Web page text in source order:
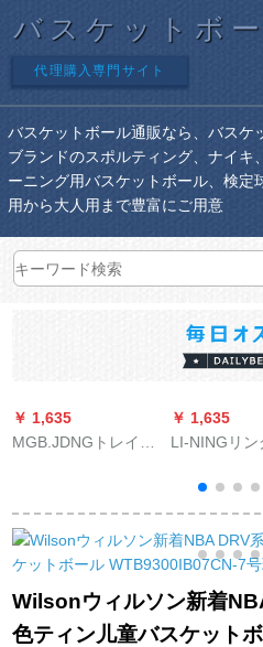
バスケットボ
代理購入専門サイト
バスケットボール通販なら、バスケ
ブランドのスポルティング、ナイキ
ーニング用バスケットボール、検定
用から大人用まで豊富にご用意
￥ 1,635
MGB.JDNGトレイン
滑り止め耐久性抜群
テボア4号バーク4号
バーク4号バークボッ
￥ 1,635
LI-NINGリン
ケトス
Wilsonウィルソン新着
色ティン儿童バスケット